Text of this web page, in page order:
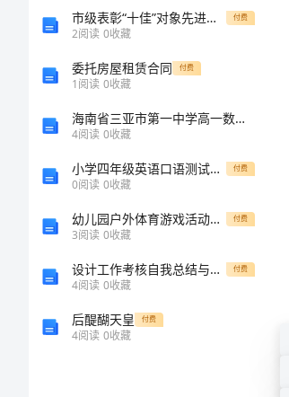
市级表彰“十佳”对象先进事迹材料 付费
2阅读 0收藏
委托房屋租赁合同 付费
1阅读 0收藏
海南省三亚市第一中学高一数学下学期期末考试试题北师大版
4阅读 0收藏
小学四年级英语口语测试分析 付费
0阅读 0收藏
幼儿园户外体育游戏活动教案 付费
3阅读 0收藏
设计工作考核自我总结与设计师11月个人工作总结范文汇编 付费
4阅读 0收藏
后醍醐天皇 付费
4阅读 0收藏